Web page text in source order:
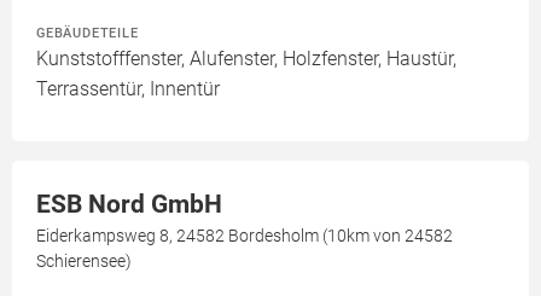
GEBÄUDETEILE
Kunststofffenster, Alufenster, Holzfenster, Haustür,
Terrassentür, Innentür
ESB Nord GmbH
Eiderkampsweg 8, 24582 Bordesholm (10km von 24582
Schierensee)